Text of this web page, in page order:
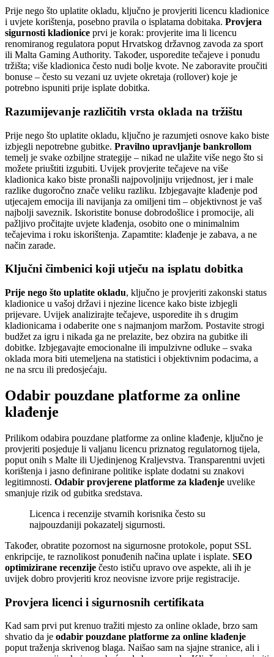
Prije nego što uplatite okladu, ključno je provjeriti licencu kladionice
i uvjete korištenja, posebno pravila o isplatama dobitaka. Provjera
sigurnosti kladionice prvi je korak: provjerite ima li licencu
renomiranog regulatora poput Hrvatskog državnog zavoda za sport
ili Malta Gaming Authority. Također, usporedite tečajeve i ponudu
tržišta; više kladionica često nudi bolje kvote. Ne zaboravite proučiti
bonuse – često su vezani uz uvjete okretaja (rollover) koje je
potrebno ispuniti prije isplate dobitka.
Razumijevanje različitih vrsta oklada na tržištu
Prije nego što uplatite okladu, ključno je razumjeti osnove kako biste
izbjegli nepotrebne gubitke. Pravilno upravljanje bankrollom
temelj je svake ozbiljne strategije – nikad ne ulažite više nego što si
možete priuštiti izgubiti. Uvijek provjerite tečajeve na više
kladionica kako biste pronašli najpovoljniju vrijednost, jer i male
razlike dugoročno znače veliku razliku. Izbjegavajte klađenje pod
utjecajem emocija ili navijanja za omiljeni tim – objektivnost je vaš
najbolji saveznik. Iskoristite bonuse dobrodošlice i promocije, ali
pažljivo pročitajte uvjete klađenja, osobito one o minimalnim
tečajevima i roku iskorištenja. Zapamtite: klađenje je zabava, a ne
način zarade.
Ključni čimbenici koji utječu na isplatu dobitka
Prije nego što uplatite okladu, ključno je provjeriti zakonski status
kladionice u vašoj državi i njezine licence kako biste izbjegli
prijevare. Uvijek analizirajte tečajeve, usporedite ih s drugim
kladionicama i odaberite one s najmanjom maržom. Postavite strogi
budžet za igru i nikada ga ne prelazite, bez obzira na gubitke ili
dobitke. Izbjegavajte emocionalne ili impulzivne odluke – svaka
oklada mora biti utemeljena na statistici i objektivnim podacima, a
ne na srcu ili predosjećaju.
Odabir pouzdane platforme za online
klađenje
Prilikom odabira pouzdane platforme za online klađenje, ključno je
provjeriti posjeduje li valjanu licencu priznatog regulatornog tijela,
poput onih s Malte ili Ujedinjenog Kraljevstva. Transparentni uvjeti
korištenja i jasno definirane politike isplate dodatni su znakovi
legitimnosti. Odabir provjerene platforme za klađenje uvelike
smanjuje rizik od gubitka sredstava.
Licenca i recenzije stvarnih korisnika često su
najpouzdaniji pokazatelj sigurnosti.
Također, obratite pozornost na sigurnosne protokole, poput SSL
enkripcije, te raznolikost ponuđenih načina uplate i isplate. SEO
optimizirane recenzije često ističu upravo ove aspekte, ali ih je
uvijek dobro provjeriti kroz neovisne izvore prije registracije.
Provjera licenci i sigurnosnih certifikata
Kad sam prvi put krenuo tražiti mjesto za online oklade, brzo sam
shvatio da je odabir pouzdane platforme za online klađenje
poput traženja skrivenog blaga. Naišao sam na sjajne stranice, ali i